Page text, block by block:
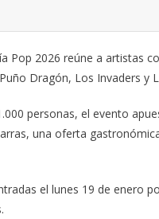
Pop 2026 reúne a artistas
Dragón, Los Invaders y
personas, el evento
una oferta
el lunes 19 de enero